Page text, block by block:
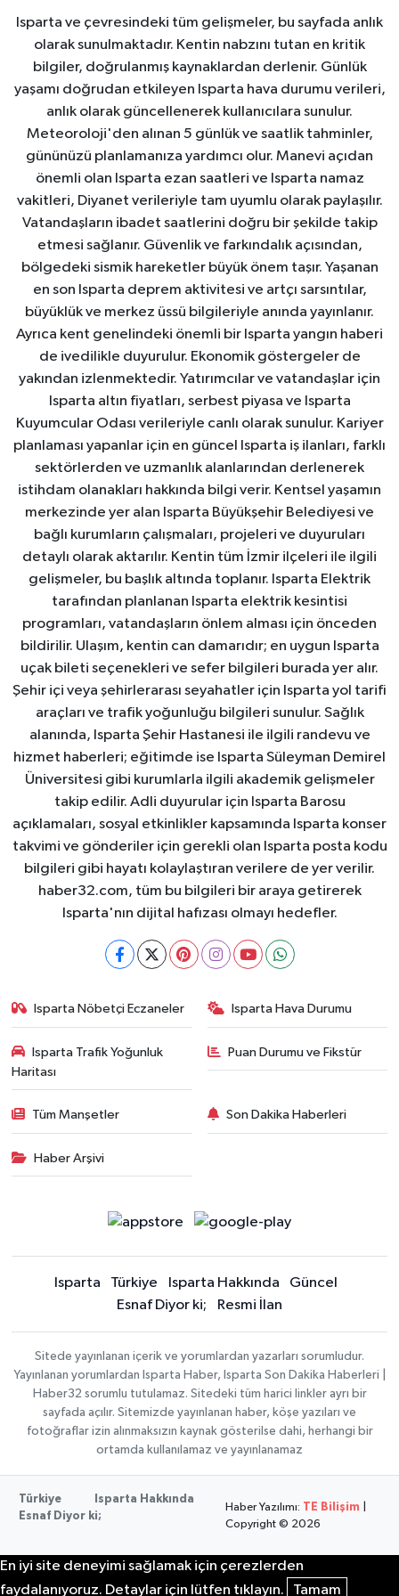
Isparta ve çevresindeki tüm gelişmeler, bu sayfada anlık
olarak sunulmaktadır. Kentin nabzını tutan en kritik
bilgiler, doğrulanmış kaynaklardan derlenir. Günlük
yaşamı doğrudan etkileyen Isparta hava durumu verileri,
anlık olarak güncellenerek kullanıcılara sunulur.
Meteoroloji'den alınan 5 günlük ve saatlik tahminler,
gününüzü planlamanıza yardımcı olur. Manevi açıdan
önemli olan Isparta ezan saatleri ve Isparta namaz
vakitleri, Diyanet verileriyle tam uyumlu olarak paylaşılır.
Vatandaşların ibadet saatlerini doğru bir şekilde takip
etmesi sağlanır. Güvenlik ve farkındalık açısından,
bölgedeki sismik hareketler büyük önem taşır. Yaşanan
en son Isparta deprem aktivitesi ve artçı sarsıntılar,
büyüklük ve merkez üssü bilgileriyle anında yayınlanır.
Ayrıca kent genelindeki önemli bir Isparta yangın haberi
de ivedilikle duyurulur. Ekonomik göstergeler de
yakından izlenmektedir. Yatırımcılar ve vatandaşlar için
Isparta altın fiyatları, serbest piyasa ve Isparta
Kuyumcular Odası verileriyle canlı olarak sunulur. Kariyer
planlaması yapanlar için en güncel Isparta iş ilanları, farklı
sektörlerden ve uzmanlık alanlarından derlenerek
istihdam olanakları hakkında bilgi verir. Kentsel yaşamın
merkezinde yer alan Isparta Büyükşehir Belediyesi ve
bağlı kurumların çalışmaları, projeleri ve duyuruları
detaylı olarak aktarılır. Kentin tüm İzmir ilçeleri ile ilgili
gelişmeler, bu başlık altında toplanır. Isparta Elektrik
tarafından planlanan Isparta elektrik kesintisi
programları, vatandaşların önlem alması için önceden
bildirilir. Ulaşım, kentin can damarıdır; en uygun Isparta
uçak bileti seçenekleri ve sefer bilgileri burada yer alır.
Şehir içi veya şehirlerarası seyahatler için Isparta yol tarifi
araçları ve trafik yoğunluğu bilgileri sunulur. Sağlık
alanında, Isparta Şehir Hastanesi ile ilgili randevu ve
hizmet haberleri; eğitimde ise Isparta Süleyman Demirel
Üniversitesi gibi kurumlarla ilgili akademik gelişmeler
takip edilir. Adli duyurular için Isparta Barosu
açıklamaları, sosyal etkinlikler kapsamında Isparta konser
takvimi ve gönderiler için gerekli olan Isparta posta kodu
bilgileri gibi hayatı kolaylaştıran verilere de yer verilir.
haber32.com, tüm bu bilgileri bir araya getirerek
Isparta'nın dijital hafızası olmayı hedefler.
Isparta Nöbetçi Eczaneler Isparta Hava Durumu
Isparta Trafik Yoğunluk
Haritası
Puan Durumu ve Fikstür
Tüm Manşetler Son Dakika Haberleri
Haber Arşivi
Isparta Türkiye Isparta Hakkında
Güncel
Esnaf Diyor ki;
Resmi İlan
Sitede yayınlanan içerik ve yorumlardan yazarları sorumludur.
Yayınlanan yorumlardan Isparta Haber, Isparta Son Dakika Haberleri |
Haber32 sorumlu tutulamaz. Sitedeki tüm harici linkler ayrı bir
sayfada açılır. Sitemizde yayınlanan haber, köşe yazıları ve
fotoğraflar izin alınmaksızın kaynak gösterilse dahi, herhangi bir
ortamda kullanılamaz ve yayınlanamaz
Türkiye
Isparta Hakkında
Esnaf Diyor ki;
Haber Yazılımı: TE Bilişim
Copyright © 2026
En iyi site deneyimi sağlamak için çerezlerden
faydalanıyoruz. Detaylar için lütfen tıklayın.
Tamam